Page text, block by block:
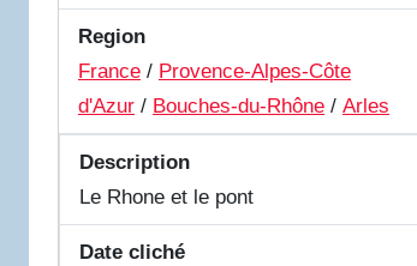
Region
France / Provence-Alpes-Côte
d'Azur / Bouches-du-Rhône / Arles
Description
Le Rhone et le pont
Date cliché